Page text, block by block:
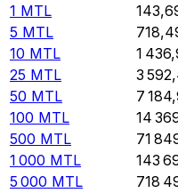
1 MTL
5 MTL
10 MTL 1
25 MTL 3
50 MTL 7
100 MTL 14
500 MTL 71
1 000 MTL 143
5 000 MTL 718